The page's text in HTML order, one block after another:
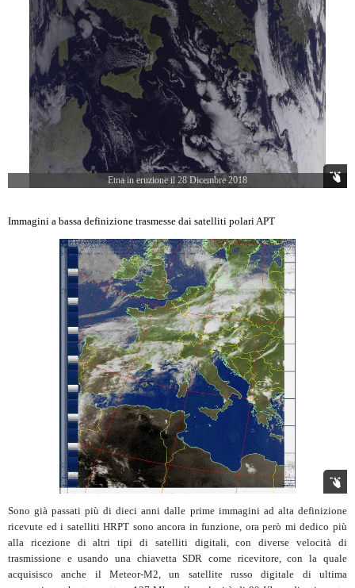
Etna in eruzione il 28 Dicembre 2018
Immagini a bassa definizione trasmesse dai satelliti polari APT
Sono già passati più di dieci anni dalle prime immagini ad alta definizione
ricevute ed i satelliti HRPT sono ancora in funzione, ora però mi dedico più
alla ricezione di altri tipi di satelliti digitali, con diverse velocità di
trasmissione e usando una chiavetta SDR come ricevitore, con la quale
acquisisco anche il Meteor-M2, un satellite russo digitale di ultima